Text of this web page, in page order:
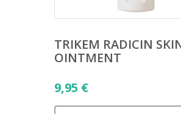
TRIKEM RADICIN
OINTMENT
9,95 €